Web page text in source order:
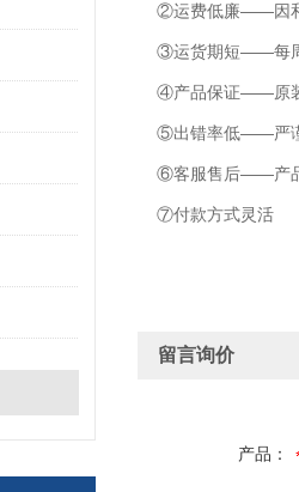
②运费低廉——因和
③运货期短——每周
④产品保证——原装
⑤出错率低——严谨
⑥客服售后——产品
⑦付款方式灵活
留言询价
产品：